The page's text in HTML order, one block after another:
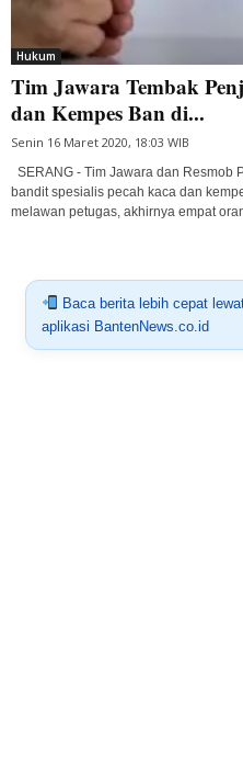
Hukum
Tim Jawara Tembak
dan Kempes Ban di...
Senin 16 Maret 2020, 18:03 WIB
SERANG - Tim Jawara dan Resmob
bandit spesialis pecah kaca dan
melawan petugas, akhirnya empat
Baca berita lebih cepat
aplikasi BantenNews.co.id